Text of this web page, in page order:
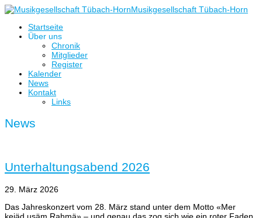
Musikgesellschaft Tübach-Horn
Startseite
Über uns
Chronik
Mitglieder
Register
Kalender
News
Kontakt
Links
News
Unterhaltungsabend 2026
29. März 2026
Das Jahreskonzert vom 28. März stand unter dem Motto «Mer
keiäd usäm Rahmä» – und genau das zog sich wie ein roter Faden